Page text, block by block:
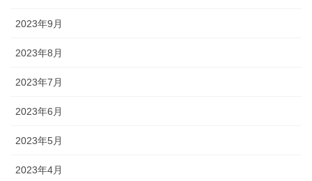
2023年9月
2023年8月
2023年7月
2023年6月
2023年5月
2023年4月